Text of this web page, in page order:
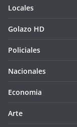
Locales
Golazo HD
Policiales
Nacionales
Economia
Arte